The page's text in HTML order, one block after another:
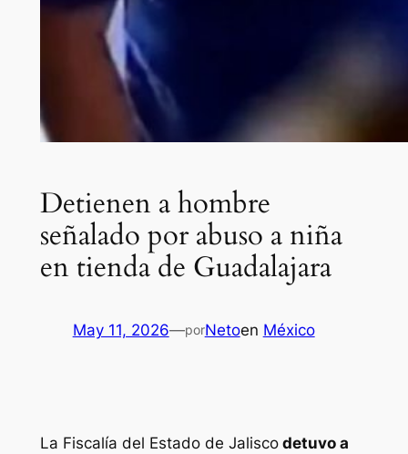
Detienen a hombre
señalado por abuso a niña
en tienda de Guadalajara
May 11, 2026—porNetoen México
La Fiscalía del Estado de Jaliscodetuvo a